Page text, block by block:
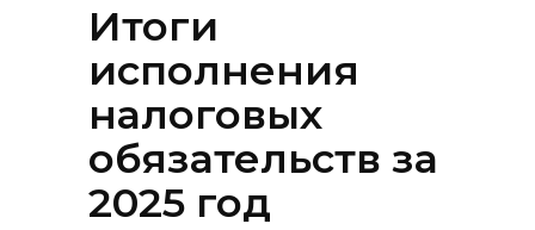
Итоги
исполнения
налоговых
обязательств за
2025 год